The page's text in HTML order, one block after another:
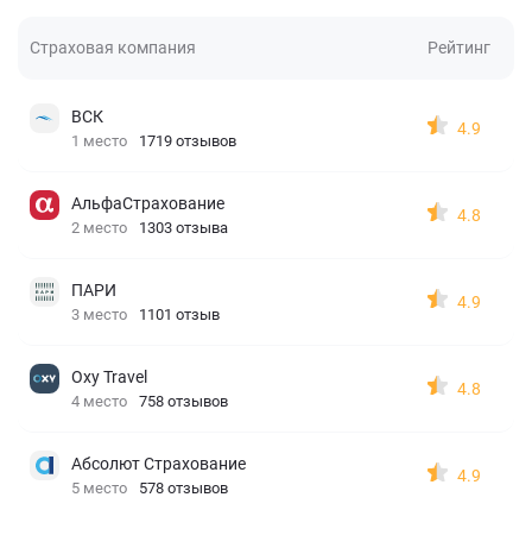
Страховая компания Рейтинг
ВСК
1 место 1719 отзывов
4.9
АльфаСтрахование
2 место 1303 отзыва
4.8
ПАРИ
3 место 1101 отзыв
4.9
Oxy Travel
4 место 758 отзывов
4.8
Абсолют Страхование
5 место 578 отзывов
4.9